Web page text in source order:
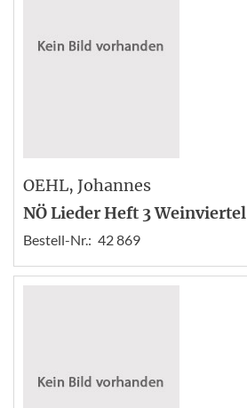
OEHL, Johannes
NÖ Lieder Heft 3 Weinviertel
Bestell-Nr.: 42 869